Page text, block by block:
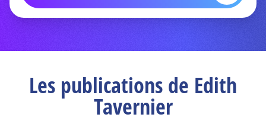
Les publications de Edith
Tavernier